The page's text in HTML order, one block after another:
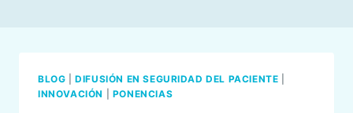
BLOG |DIFUSIÓN EN SEGURIDAD DEL PACIENTE
INNOVACIÓN
PONENCIAS